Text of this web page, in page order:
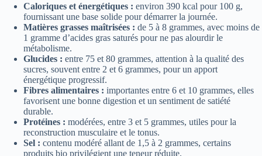
Caloriques et énergétiques : environ 390 kcal pour 100 g,
fournissant une base solide pour démarrer la journée.
Matières grasses maîtrisées : de 5 à 8 grammes, avec moins de
1 gramme d’acides gras saturés pour ne pas alourdir le
métabolisme.
Glucides : entre 75 et 80 grammes, attention à la qualité des
sucres, souvent entre 2 et 6 grammes, pour un apport
énergétique progressif.
Fibres alimentaires : importantes entre 6 et 10 grammes, elles
favorisent une bonne digestion et un sentiment de satiété
durable.
Protéines : modérées, entre 3 et 5 grammes, utiles pour la
reconstruction musculaire et le tonus.
Sel : contenu modéré allant de 1,5 à 2 grammes, certains
produits bio privilégient une teneur réduite.